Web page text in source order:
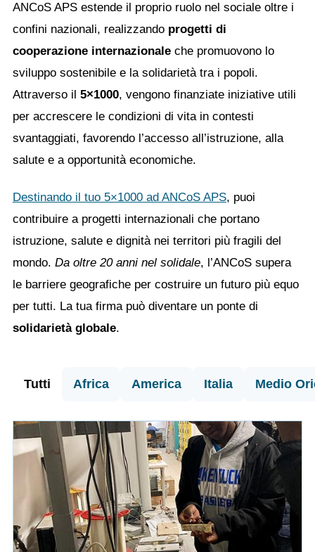
ANCoS APS estende il proprio ruolo nel sociale oltre i
confini nazionali, realizzando progetti di
cooperazione internazionaleche promuovono lo
sviluppo sostenibile e la solidarietà tra i popoli.
Attraverso il 5×1000, vengono finanziate iniziative utili
per accrescere le condizioni di vita in contesti
svantaggiati, favorendo l’accesso all’istruzione, alla
salute e a opportunità economiche.
Destinando il tuo 5×1000 ad ANCoS APS, puoi
contribuire a progetti internazionali che portano
istruzione, salute e dignità nei territori più fragili del
mondo. Da oltre 20 anni nel solidale, l’ANCoS supera
le barriere geografiche per costruire un futuro più equo
per tutti. La tua firma può diventare un ponte di
solidarietà globale.
Africa America Italia Medio
Tutti